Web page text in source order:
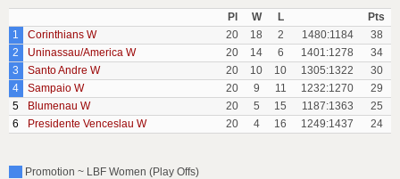
Pl W L
Pts
1
Corinthians W 20 18 2 1480:1184
38
2
Uninassau/America W 20 14 6 1401:1278
34
3
Santo Andre W 20 10 10 1305:1322
30
4
Sampaio W 20 9 11 1232:1270
29
5
Blumenau W 20 5 15 1187:1363
25
6
Presidente Venceslau W 20 4 16 1249:1437 24
Promotion ~ LBF Women (Play Offs)